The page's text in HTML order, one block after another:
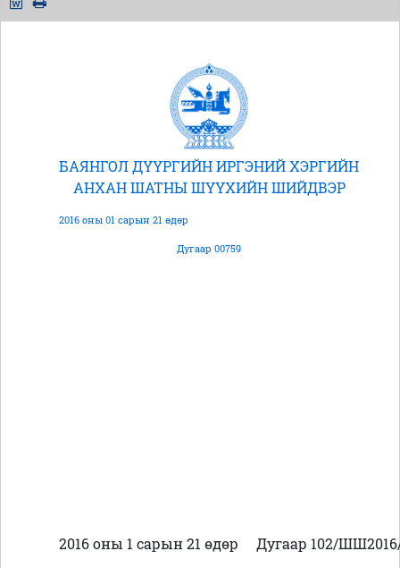
БАЯНГОЛ ДҮҮРГИЙН ИРГЭНИЙ ХЭРГИЙН
АНХАН ШАТНЫ ШҮҮХИЙН ШИЙДВЭР
2016 оны 01 сарын 21 өдөр
Дугаар 00759
2016 оны 1 сарын 21 өдөр Дугаар 102/